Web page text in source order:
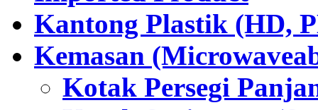
Kantong Plastik (HD,
Kemasan
Kotak Persegi